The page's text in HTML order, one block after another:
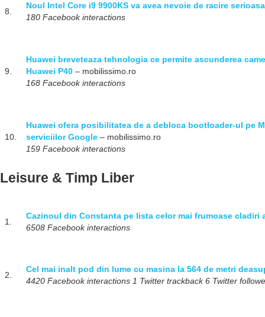
8.
Noul Intel Core i9 9900KS va avea nevoie de racire serioasa
180 Facebook interactions
9.
Huawei breveteaza tehnologia ce permite ascunderea
Huawei P40 – mobilissimo.ro
168 Facebook interactions
10.
Huawei ofera posibilitatea de a debloca bootloader-ul pe
serviciilor Google – mobilissimo.ro
159 Facebook interactions
Leisure & Timp Liber
1.
Cazinoul din Constanta pe lista celor mai frumoase cladiri
6508 Facebook interactions
2.
Cel mai inalt pod din lume cu masina la 564 de metri
4420 Facebook interactions 1 Twitter trackback 6 Twitter